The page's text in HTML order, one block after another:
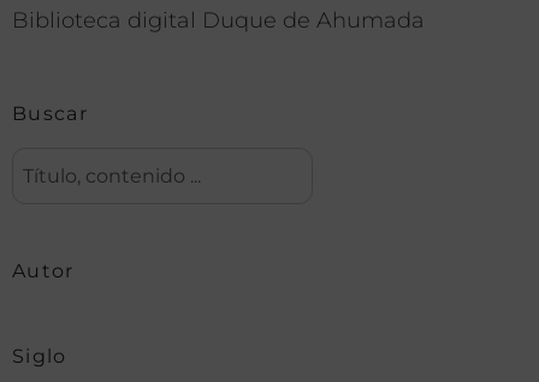
Biblioteca digital Duque de Ahumada
Buscar
Autor
Siglo